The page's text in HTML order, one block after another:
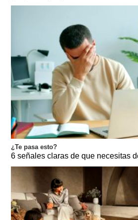
¿Te pasa esto?
6 señales claras de que necesitas